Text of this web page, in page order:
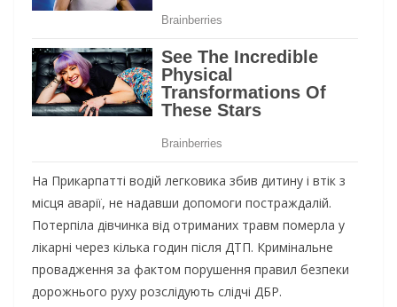
На Прикарпатті водій легковика збив дитину і втік з
місця аварії, не надавши допомоги постраждалій.
Потерпіла дівчинка від отриманих травм померла у
лікарні через кілька годин після ДТП. Кримінальне
провадження за фактом порушення правил безпеки
дорожнього руху розслідують слідчі ДБР.